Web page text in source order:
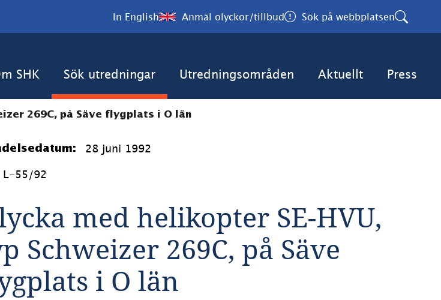
In English Anmäl olyckor/tillbud Sök på webbplatsen
SHK Sök utredningar Utredningsområden Aktuellt Press
269C, på Säve flygplats i O län
28 juni 1992
L-55/92
med helikopter SE-HVU,
Schweizer 269C, på Säve
i O län